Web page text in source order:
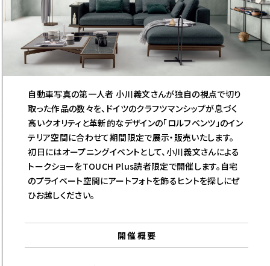
自動車写真の第一人者 小川義文さんが独自の視点で切り
取った作品の数々を、ドイツのクラフツマンシップが息づく
高いクオリティと革新的なデザインの「ロルフベンツ」のイン
テリア空間に合わせて期間限定で展示・販売いたします。
初日にはオープニングイベントとして、小川義文さんによる
トークショーをTOUCH Plus読者限定で開催します。自宅
のプライベート空間にアートフォトを飾るヒントを探しにぜ
ひお越しください。
開催概要